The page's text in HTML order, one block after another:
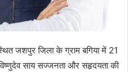
जशपुर जिला के ग्राम बगिया में 21
साय सज्जनता और सहृदयता की